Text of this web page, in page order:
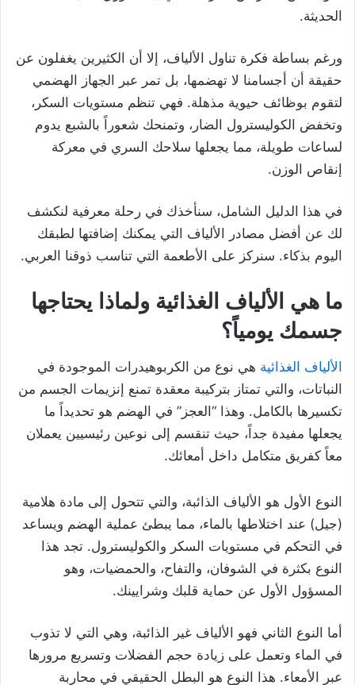
الحديثة.
ورغم بساطة فكرة تناول الألياف، إلا أن الكثيرين يغفلون عن
حقيقة أن أجسامنا لا تهضمها، بل تمر عبر الجهاز الهضمي
لتقوم بوظائف حيوية مذهلة. فهي تنظم مستويات السكر،
وتخفض الكوليسترول الضار، وتمنحك شعوراً بالشبع يدوم
لساعات طويلة، مما يجعلها سلاحك السري في معركة
إنقاص الوزن.
في هذا الدليل الشامل، سنأخذك في رحلة معرفية لنكشف
لك عن أفضل مصادر الألياف التي يمكنك إضافتها لطبقك
اليوم بذكاء. سنركز على الأطعمة التي تناسب ذوقنا العربي.
ما هي الألياف الغذائية ولماذا يحتاجها
جسمك يومياً؟
الألياف الغذائية هي نوع من الكربوهيدرات الموجودة في
النباتات، والتي تمتاز بتركيبة معقدة تمنع إنزيمات الجسم من
تكسيرها بالكامل. وهذا “العجز” في الهضم هو تحديداً ما
يجعلها مفيدة جداً، حيث تنقسم إلى نوعين رئيسيين يعملان
معاً كفريق متكامل داخل أمعائك.
النوع الأول هو الألياف الذائبة، والتي تتحول إلى مادة هلامية
(جيل) عند اختلاطها بالماء، مما يبطئ عملية الهضم ويساعد
في التحكم في مستويات السكر والكوليسترول. تجد هذا
النوع بكثرة في الشوفان، والتفاح، والحمضيات، وهو
المسؤول الأول عن حماية قلبك وشرايينك.
أما النوع الثاني فهو الألياف غير الذائبة، وهي التي لا تذوب
في الماء وتعمل على زيادة حجم الفضلات وتسريع مرورها
عبر الأمعاء. هذا النوع هو البطل الحقيقي في محاربة